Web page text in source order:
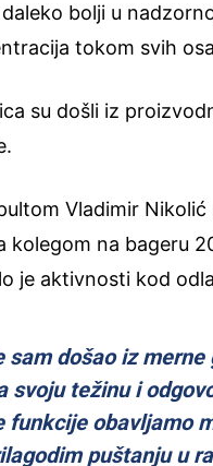
bolji u
tokom svih
su došli iz
Vladimir
kolegom na bageru
je aktivnosti kod
sam došao iz
svoju težinu i
funkcije obavljamo
puštanju u